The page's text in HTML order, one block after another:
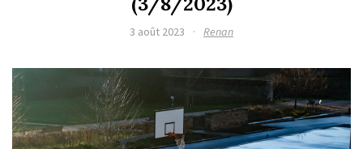
3 août 2023 · Renan